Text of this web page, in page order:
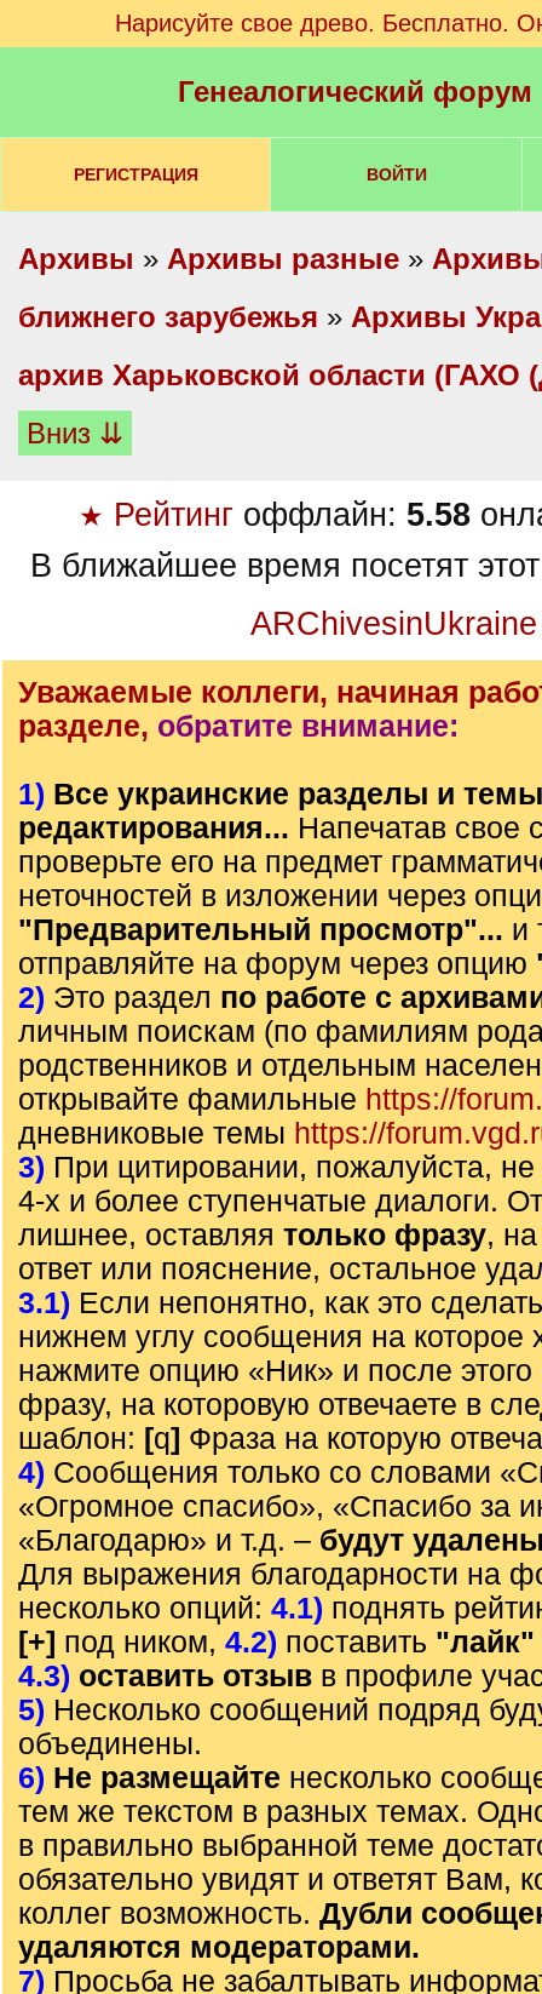
Нарисуйте свое древо. Бесплатно.
Генеалогический
РЕГИСТРАЦИЯ ВОЙТИ
Архивы » Архивы разные »
ближнего зарубежья » Архивы
архив Харьковской области (ГАХО
Вниз ⇊
★ Рейтинг оффлайн: 5.58
В ближайшее время посетят
ARChivesinUkraine
Уважаемые коллеги, начиная
разделе, обратите внимание:
1) Все украинские разделы и
редактирования... Напечатав свое
проверьте его на предмет
неточностей в изложении через
"Предварительный просмотр"... и
отправляйте на форум через опцию
2) Это раздел по работе с
личным поискам (по фамилиям
родственников и отдельным
открывайте фамильные https://
дневниковые темы https://
3) При цитировании, пожалуйста, не
4-х и более ступенчатые диалоги.
лишнее, оставляя только фразу,
ответ или пояснение, остальное
3.1) Если непонятно, как это
нижнем углу сообщения на которое
нажмите опцию «Ник» и после этого
фразу, на которовую отвечаете в
шаблон: [q] Фраза на которую
4) Сообщения только со словами
«Огромное спасибо», «Спасибо за
«Благодарю» и т.д. – будут
Для выражения благодарности на
несколько опций: 4.1) поднять
[+] под ником, 4.2) поставить "лайк"
4.3) оставить отзыв в профиле
5) Несколько сообщений подряд
объединены.
6) Не размещайте несколько
тем же текстом в разных темах.
в правильно выбранной теме
обязательно увидят и ответят Вам,
коллег возможность. Дубли
удаляются модераторами.
7) Просьба не забалтывать